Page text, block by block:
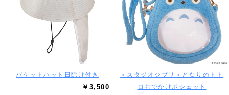
バケットハット日除け付き
￥3,500
＜スタジオジブリ＞となりのトト
ロおでかけポシェット